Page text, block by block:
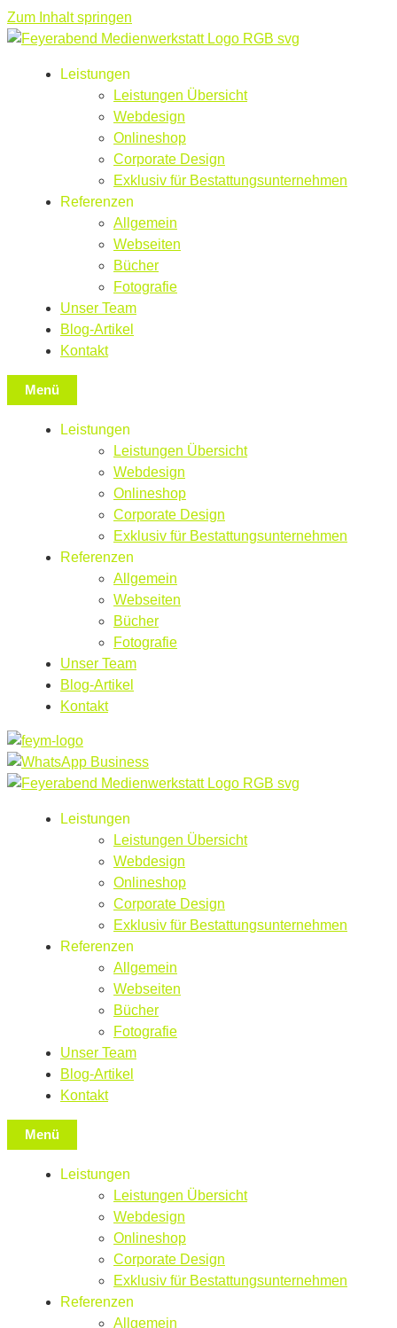
Zum Inhalt springen
Leistungen
Leistungen Übersicht
Webdesign
Onlineshop
Corporate Design
Exklusiv für Bestattungsunternehmen
Referenzen
Allgemein
Webseiten
Bücher
Fotografie
Unser Team
Blog-Artikel
Kontakt
Menü
Leistungen
Leistungen Übersicht
Webdesign
Onlineshop
Corporate Design
Exklusiv für Bestattungsunternehmen
Referenzen
Allgemein
Webseiten
Bücher
Fotografie
Unser Team
Blog-Artikel
Kontakt
Leistungen
Leistungen Übersicht
Webdesign
Onlineshop
Corporate Design
Exklusiv für Bestattungsunternehmen
Referenzen
Allgemein
Webseiten
Bücher
Fotografie
Unser Team
Blog-Artikel
Kontakt
Menü
Leistungen
Leistungen Übersicht
Webdesign
Onlineshop
Corporate Design
Exklusiv für Bestattungsunternehmen
Referenzen
Allgemein